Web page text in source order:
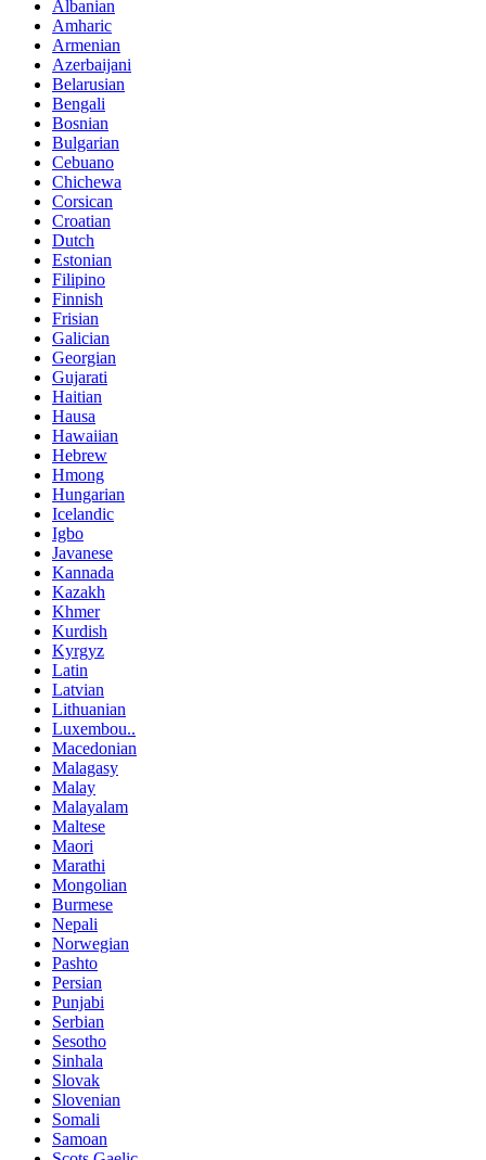
Albanian
Amharic
Armenian
Azerbaijani
Belarusian
Bengali
Bosnian
Bulgarian
Cebuano
Chichewa
Corsican
Croatian
Dutch
Estonian
Filipino
Finnish
Frisian
Galician
Georgian
Gujarati
Haitian
Hausa
Hawaiian
Hebrew
Hmong
Hungarian
Icelandic
Igbo
Javanese
Kannada
Kazakh
Khmer
Kurdish
Kyrgyz
Latin
Latvian
Lithuanian
Luxembou..
Macedonian
Malagasy
Malay
Malayalam
Maltese
Maori
Marathi
Mongolian
Burmese
Nepali
Norwegian
Pashto
Persian
Punjabi
Serbian
Sesotho
Sinhala
Slovak
Slovenian
Somali
Samoan